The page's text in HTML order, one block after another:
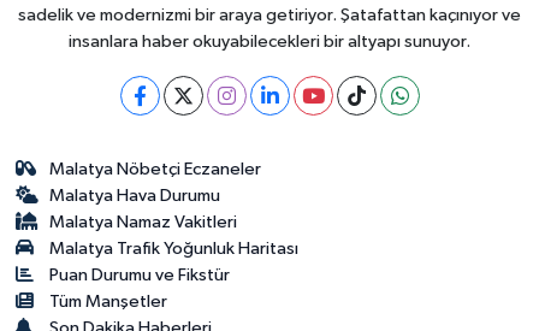
sadelik ve modernizmi bir araya getiriyor. Şatafattan kaçınıyor ve
insanlara haber okuyabilecekleri bir altyapı sunuyor.
Malatya Nöbetçi Eczaneler
Malatya Hava Durumu
Malatya Namaz Vakitleri
Malatya Trafik Yoğunluk Haritası
Puan Durumu ve Fikstür
Tüm Manşetler